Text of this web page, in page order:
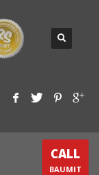
CALL
BAUMIT